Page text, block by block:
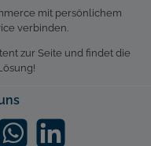
mit persönlichem
verbinden.
zur Seite und findet die